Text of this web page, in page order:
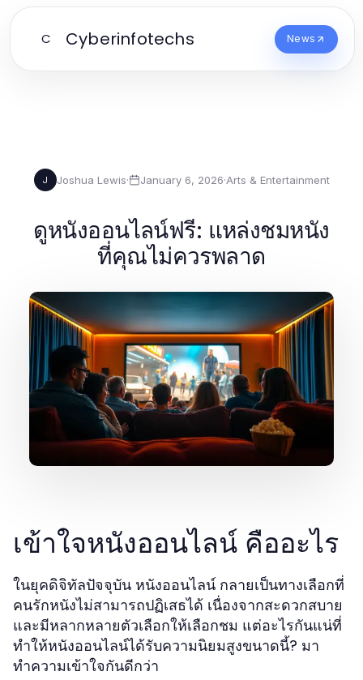
C Cyberinfotechs News
J Joshua Lewis· January 6, 2026·Arts & Entertainment
ดูหนังออนไลน์ฟรี: แหล่งชมหนัง
ที่คุณไม่ควรพลาด
เข้าใจหนังออนไลน์ คืออะไร
ในยุคดิจิทัลปัจจุบัน หนังออนไลน์ กลายเป็นทางเลือกที่
คนรักหนังไม่สามารถปฏิเสธได้ เนื่องจากสะดวกสบาย
และมีหลากหลายตัวเลือกให้เลือกชม แต่อะไรกันแน่ที่
ทำให้หนังออนไลน์ได้รับความนิยมสูงขนาดนี้? มา
ทำความเข้าใจกันดีกว่า